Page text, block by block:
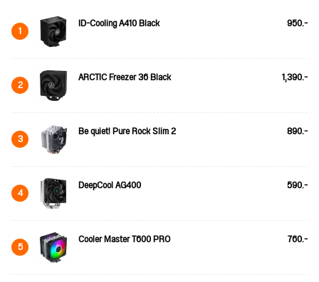
1 ID-Cooling A410 Black 950.-
2 ARCTIC Freezer 36 Black 1,390.-
3 Be quiet! Pure Rock Slim 2 890.-
4 DeepCool AG400 590.-
5 Cooler Master T600 PRO 760.-